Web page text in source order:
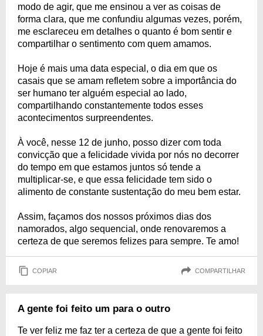
modo de agir, que me ensinou a ver as coisas de
forma clara, que me confundiu algumas vezes, porém,
me esclareceu em detalhes o quanto é bom sentir e
compartilhar o sentimento com quem amamos.
Hoje é mais uma data especial, o dia em que os
casais que se amam refletem sobre a importância do
ser humano ter alguém especial ao lado,
compartilhando constantemente todos esses
acontecimentos surpreendentes.
À você, nesse 12 de junho, posso dizer com toda
convicção que a felicidade vivida por nós no decorrer
do tempo em que estamos juntos só tende a
multiplicar-se, e que essa felicidade tem sido o
alimento de constante sustentação do meu bem estar.
Assim, façamos dos nossos próximos dias dos
namorados, algo sequencial, onde renovaremos a
certeza de que seremos felizes para sempre. Te amo!
COPIAR COMPARTILHAR
A gente foi feito um para o outro
Te ver feliz me faz ter a certeza de que a gente foi feito